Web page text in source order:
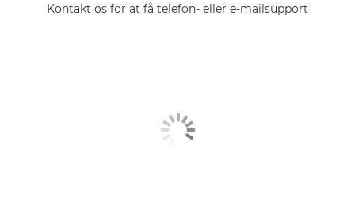
Kontakt os for at få telefon- eller e-mailsupport